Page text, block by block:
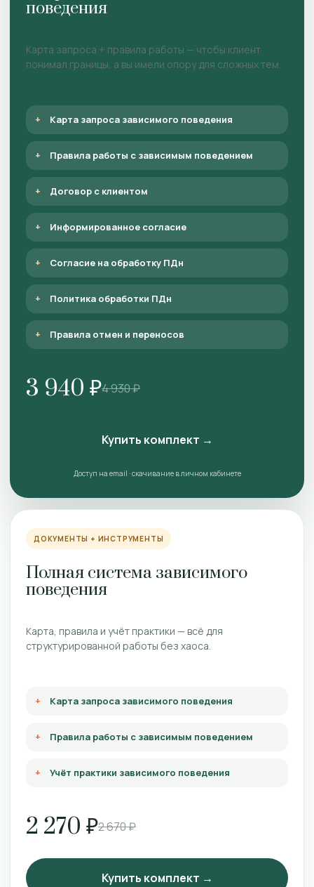
поведения
Карта запроса + правила работы — чтобы клиент
понимал границы, а вы имели опору для сложных тем.
Карта запроса зависимого поведения
Правила работы с зависимым поведением
Договор с клиентом
Информированное согласие
Согласие на обработку ПДн
Политика обработки ПДн
Правила отмен и переносов
3 940 ₽4 930 ₽
Купить комплект →
Доступ на email · скачивание в личном кабинете
ДОКУМЕНТЫ + ИНСТРУМЕНТЫ
Полная система зависимого
поведения
Карта, правила и учёт практики — всё для
структурированной работы без хаоса.
Карта запроса зависимого поведения
Правила работы с зависимым поведением
Учёт практики зависимого поведения
2 270 ₽2 670 ₽
Купить комплект →